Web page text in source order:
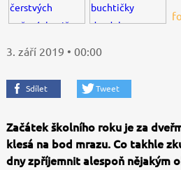
3. září 2019 • 00:00
Sdílet Tweet
Začátek školního roku je za
klesá na bod mrazu. Co takhle
dny zpříjemnit alespoň nějakým